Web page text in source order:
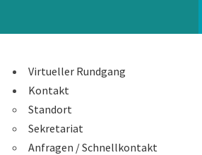
Virtueller Rundgang
Kontakt
Standort
Sekretariat
Anfragen / Schnellkontakt